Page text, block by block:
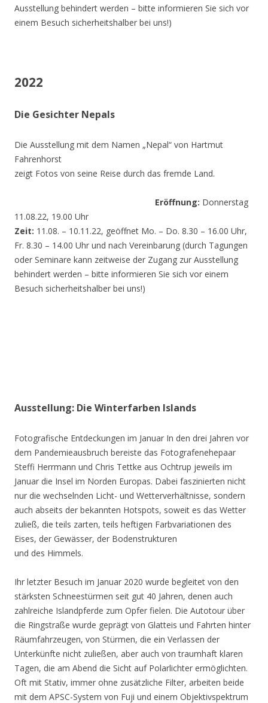
Ausstellung behindert werden – bitte informieren Sie sich vor
einem Besuch sicherheitshalber bei uns!)
2022
Die Gesichter Nepals
Die Ausstellung mit dem Namen „Nepal“ von Hartmut
Fahrenhorst
zeigt Fotos von seine Reise durch das fremde Land.
Eröffnung: Donnerstag
11.08.22, 19.00 Uhr
Zeit: 11.08. – 10.11.22, geöffnet Mo. – Do. 8.30 – 16.00 Uhr,
Fr. 8.30 – 14.00 Uhr und nach Vereinbarung (durch Tagungen
oder Seminare kann zeitweise der Zugang zur Ausstellung
behindert werden – bitte informieren Sie sich vor einem
Besuch sicherheitshalber bei uns!)
Ausstellung: Die Winterfarben Islands
Fotografische Entdeckungen im Januar In den drei Jahren vor
dem Pandemieausbruch bereiste das Fotografenehepaar
Steffi Herrmann und Chris Tettke aus Ochtrup jeweils im
Januar die Insel im Norden Europas. Dabei faszinierten nicht
nur die wechselnden Licht- und Wetterverhältnisse, sondern
auch abseits der bekannten Hotspots, soweit es das Wetter
zuließ, die teils zarten, teils heftigen Farbvariationen des
Eises, der Gewässer, der Bodenstrukturen
und des Himmels.
Ihr letzter Besuch im Januar 2020 wurde begleitet von den
stärksten Schneestürmen seit gut 40 Jahren, denen auch
zahlreiche Islandpferde zum Opfer fielen. Die Autotour über
die Ringstraße wurde geprägt von Glatteis und Fahrten hinter
Räumfahrzeugen, von Stürmen, die ein Verlassen der
Unterkünfte nicht zuließen, aber auch von traumhaft klaren
Tagen, die am Abend die Sicht auf Polarlichter ermöglichten.
Oft mit Stativ, immer ohne zusätzliche Filter, arbeiten beide
mit dem APSC-System von Fuji und einem Objektivspektrum